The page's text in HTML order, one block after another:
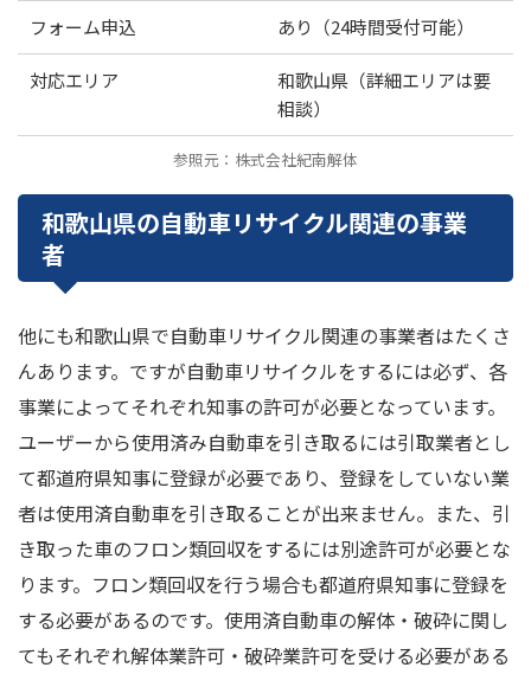
フォーム申込 あり（24時間受付可能）
対応エリア
和歌山県（詳細エリアは要
相談）
参照元：株式会社紀南解体
和歌山県の自動車リサイクル関連の事業
者
他にも和歌山県で自動車リサイクル関連の事業者はたくさ
んあります。ですが自動車リサイクルをするには必ず、各
事業によってそれぞれ知事の許可が必要となっています。
ユーザーから使用済み自動車を引き取るには引取業者とし
て都道府県知事に登録が必要であり、登録をしていない業
者は使用済自動車を引き取ることが出来ません。また、引
き取った車のフロン類回収をするには別途許可が必要とな
ります。フロン類回収を行う場合も都道府県知事に登録を
する必要があるのです。使用済自動車の解体・破砕に関し
てもそれぞれ解体業許可・破砕業許可を受ける必要がある